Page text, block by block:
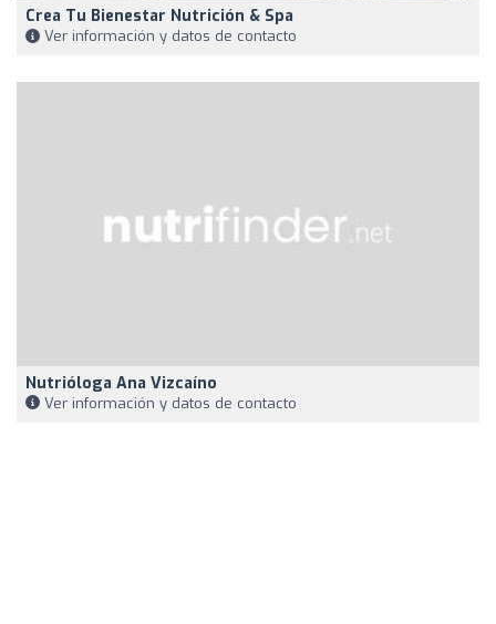
Crea Tu Bienestar Nutrición & Spa
Ver información y datos de contacto
Nutrióloga Ana Vizcaíno
Ver información y datos de contacto